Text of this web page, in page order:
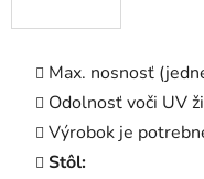
Max. nosnosť
Odolnosť voči UV
Výrobok je
Stôl: